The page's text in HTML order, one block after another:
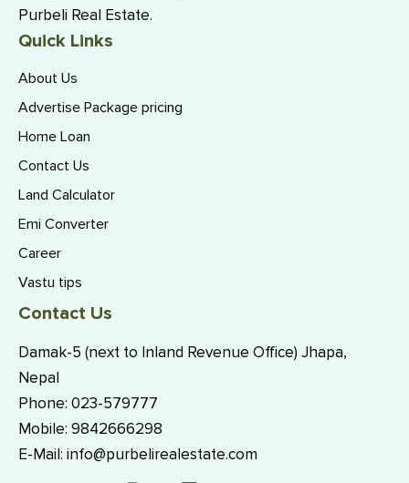
Purbeli Real Estate.
Quick Links
About Us
Advertise Package pricing
Home Loan
Contact Us
Land Calculator
Emi Converter
Career
Vastu tips
Contact Us
Damak-5 (next to Inland Revenue Office) Jhapa,
Nepal
Phone: 023-579777
Mobile: 9842666298
E-Mail: info@purbelirealestate.com